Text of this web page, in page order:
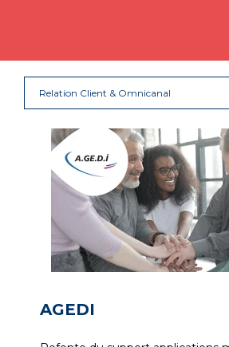
Relation Client & Omnicanal
AGEDI